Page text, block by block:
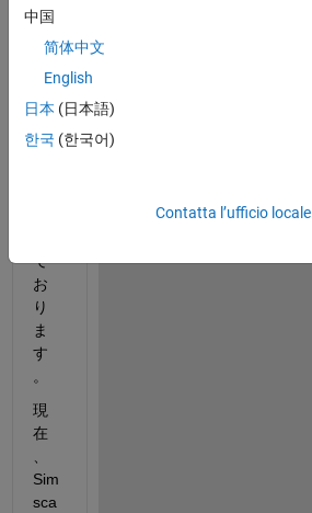
meno
世
て
お
り
ま
す
。
現
在
Sim
sca
中国
简体中文
English
日本 (日本語)
한국 (한국어)
Contatta l’ufficio locale